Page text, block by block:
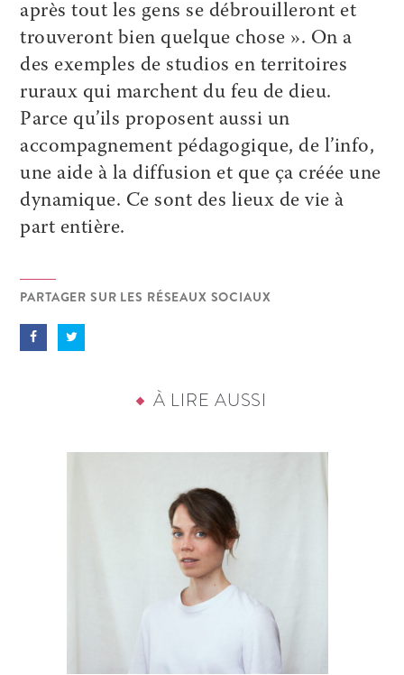
après tout les gens se débrouilleront et
trouveront bien quelque chose ». On a
des exemples de studios en territoires
ruraux qui marchent du feu de dieu.
Parce qu’ils proposent aussi un
accompagnement pédagogique, de l’info,
une aide à la diffusion et que ça créée une
dynamique. Ce sont des lieux de vie à
part entière.
PARTAGER SUR LES RÉSEAUX SOCIAUX
À LIRE AUSSI